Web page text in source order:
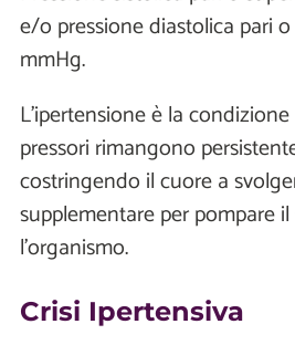
e/o pressione diastolica pari
mmHg.
L'ipertensione è la
pressori rimangono
costringendo il cuore a
supplementare per pompare
l'organismo.
Crisi Ipertensiva